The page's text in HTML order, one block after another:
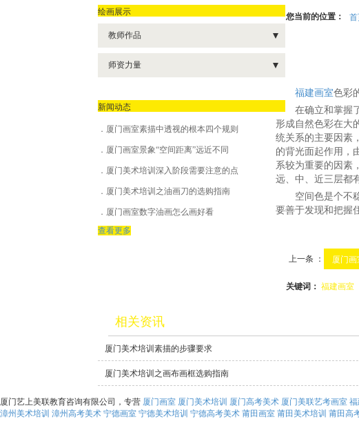
您当前的位置：
福建画室色彩
在确立和掌握了整
形成自然色彩在大
统关系的主要因素
的背光面起作用，
系较为重要的因素
远、中、近三层都
空间色是个不稳
要善于发现和把握
上一条 ： 厦门画
关键词： 福建画室
绘画展示
教师作品
- 色彩
- 素描
师资力量
- 色彩主教
- 行政管理
新闻动态
厦门画室素描中透视的根本四个规则
厦门画室景象“空间距离”远近不同
厦门美术培训深入阶段需要注意的点
厦门美术培训之油画刀的选购指南
厦门画室数字油画怎么画好看
查看更多
相关资讯
厦门美术培训素描的步骤要求
厦门美术培训之画布画框选购指南
厦门艺上美联教育咨询有限公司，专营 厦门画室 厦门美术培训 厦门高考美术 厦门美联艺考画室
漳州美术培训 漳州高考美术 宁德画室 宁德美术培训 宁德高考美术 莆田画室 莆田美术培训 莆田高